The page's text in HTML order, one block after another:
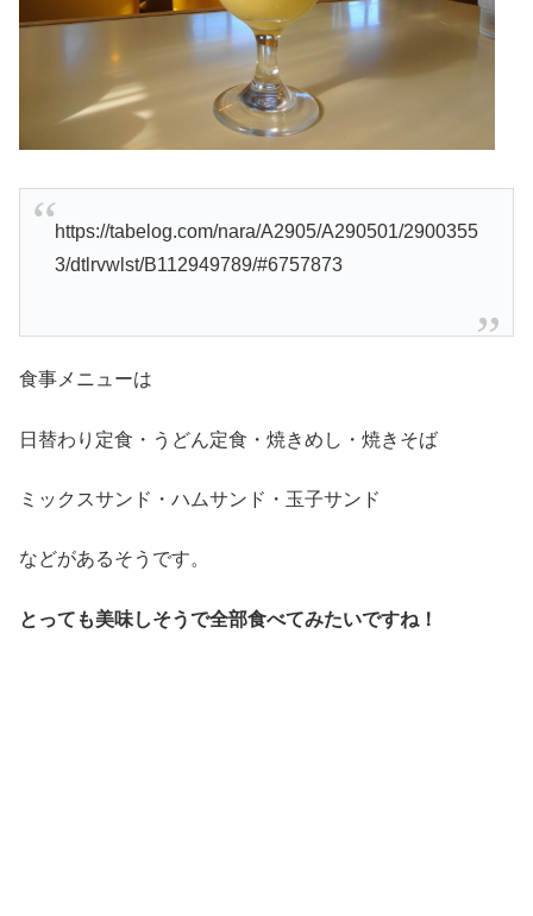
https://tabelog.com/nara/A2905/A290501/2900355
3/dtlrvwlst/B112949789/#6757873
食事メニューは
日替わり定食・うどん定食・焼きめし・焼きそば
ミックスサンド・ハムサンド・玉子サンド
などがあるそうです。
とっても美味しそうで全部食べてみたいですね！